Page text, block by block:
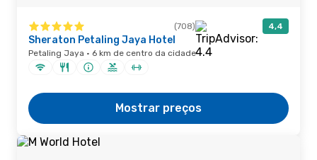
(708) 4,4
Sheraton Petaling Jaya Hotel
Petaling Jaya · 6 km de centro da cidade
Mostrar preços